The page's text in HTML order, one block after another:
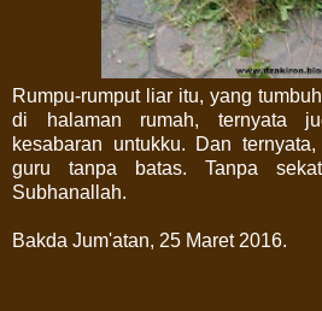
Rumpu-rumput liar itu, yang
di halaman rumah, ternyata
kesabaran untukku. Dan
guru tanpa batas. Tanpa
Subhanallah.
Bakda Jum'atan, 25 Maret 2016.